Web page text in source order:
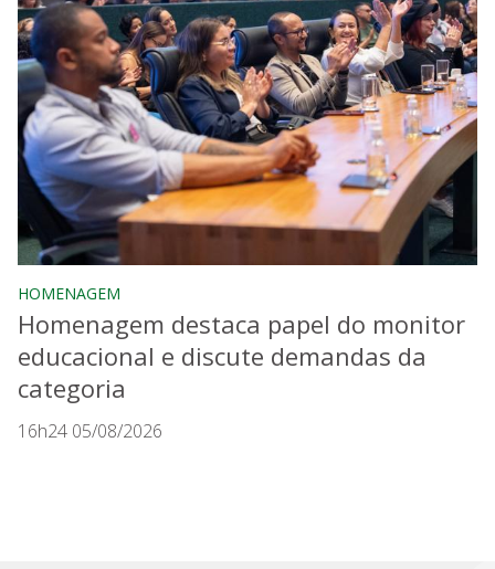
HOMENAGEM
Homenagem destaca papel do monitor
educacional e discute demandas da
categoria
16h24 05/08/2026